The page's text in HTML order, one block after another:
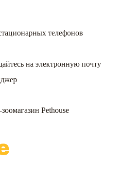
телефонов
на электронную почту
Pethouse